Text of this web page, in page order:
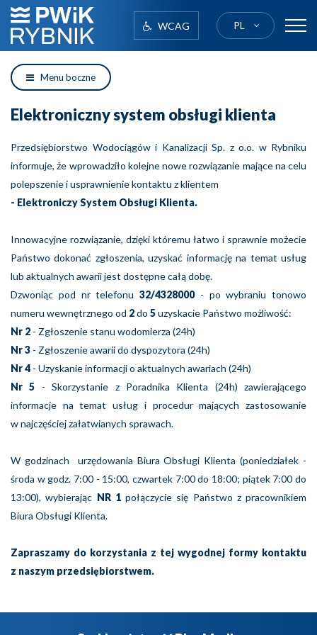
logo
WCAG PL
Menu boczne
Elektroniczny system obsługi klienta
Przedsiębiorstwo Wodociągów i Kanalizacji Sp. z o.o. w Rybniku
informuje, że wprowadziło kolejne nowe rozwiązanie mające na celu
polepszenie i usprawnienie kontaktu z klientem
- Elektroniczy System Obsługi Klienta.
Innowacyjne rozwiązanie, dzięki któremu łatwo i sprawnie możecie
Państwo dokonać zgłoszenia, uzyskać informację na temat usług
lub aktualnych awarii jest dostępne całą dobę.
Dzwoniąc pod nr telefonu 32/4328000- po wybraniu tonowo
numeru wewnętrznego od 2do 5uzyskacie Państwo możliwość:
Nr 2 - Zgłoszenie stanu wodomierza (24h)
Nr 3 - Zgłoszenie awarii do dyspozytora (24h)
Nr 4 - Uzyskanie informacji o aktualnych awariach (24h)
Nr 5 - Skorzystanie z Poradnika Klienta (24h) zawierającego
informacje na temat usług i procedur mających zastosowanie
w najczęściej załatwianych sprawach.
W godzinach urzędowania Biura Obsługi Klienta (poniedziałek -
środa w godz. 7:00 - 15:00, czwartek 7:00 do 18:00; piątek 7:00 do
13:00), wybierając NR 1połączycie się Państwo z pracownikiem
Biura Obsługi Klienta.
Zapraszamy do korzystania z tej wygodnej formy kontaktu
z naszym przedsiębiorstwem.